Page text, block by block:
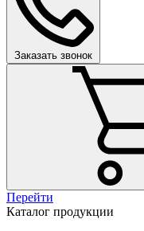
Заказать звонок
Перейти
Каталог продукции